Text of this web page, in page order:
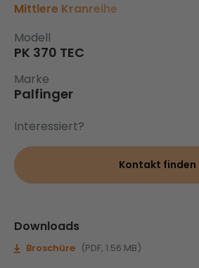
Mittlere Kranreihe
Modell
PK 370 TEC
Marke
Palfinger
Interessiert?
Kontakt finden
Downloads
Broschüre (PDF, 1.56 MB)